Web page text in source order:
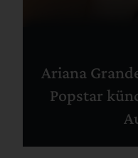
Ariana
Popstar